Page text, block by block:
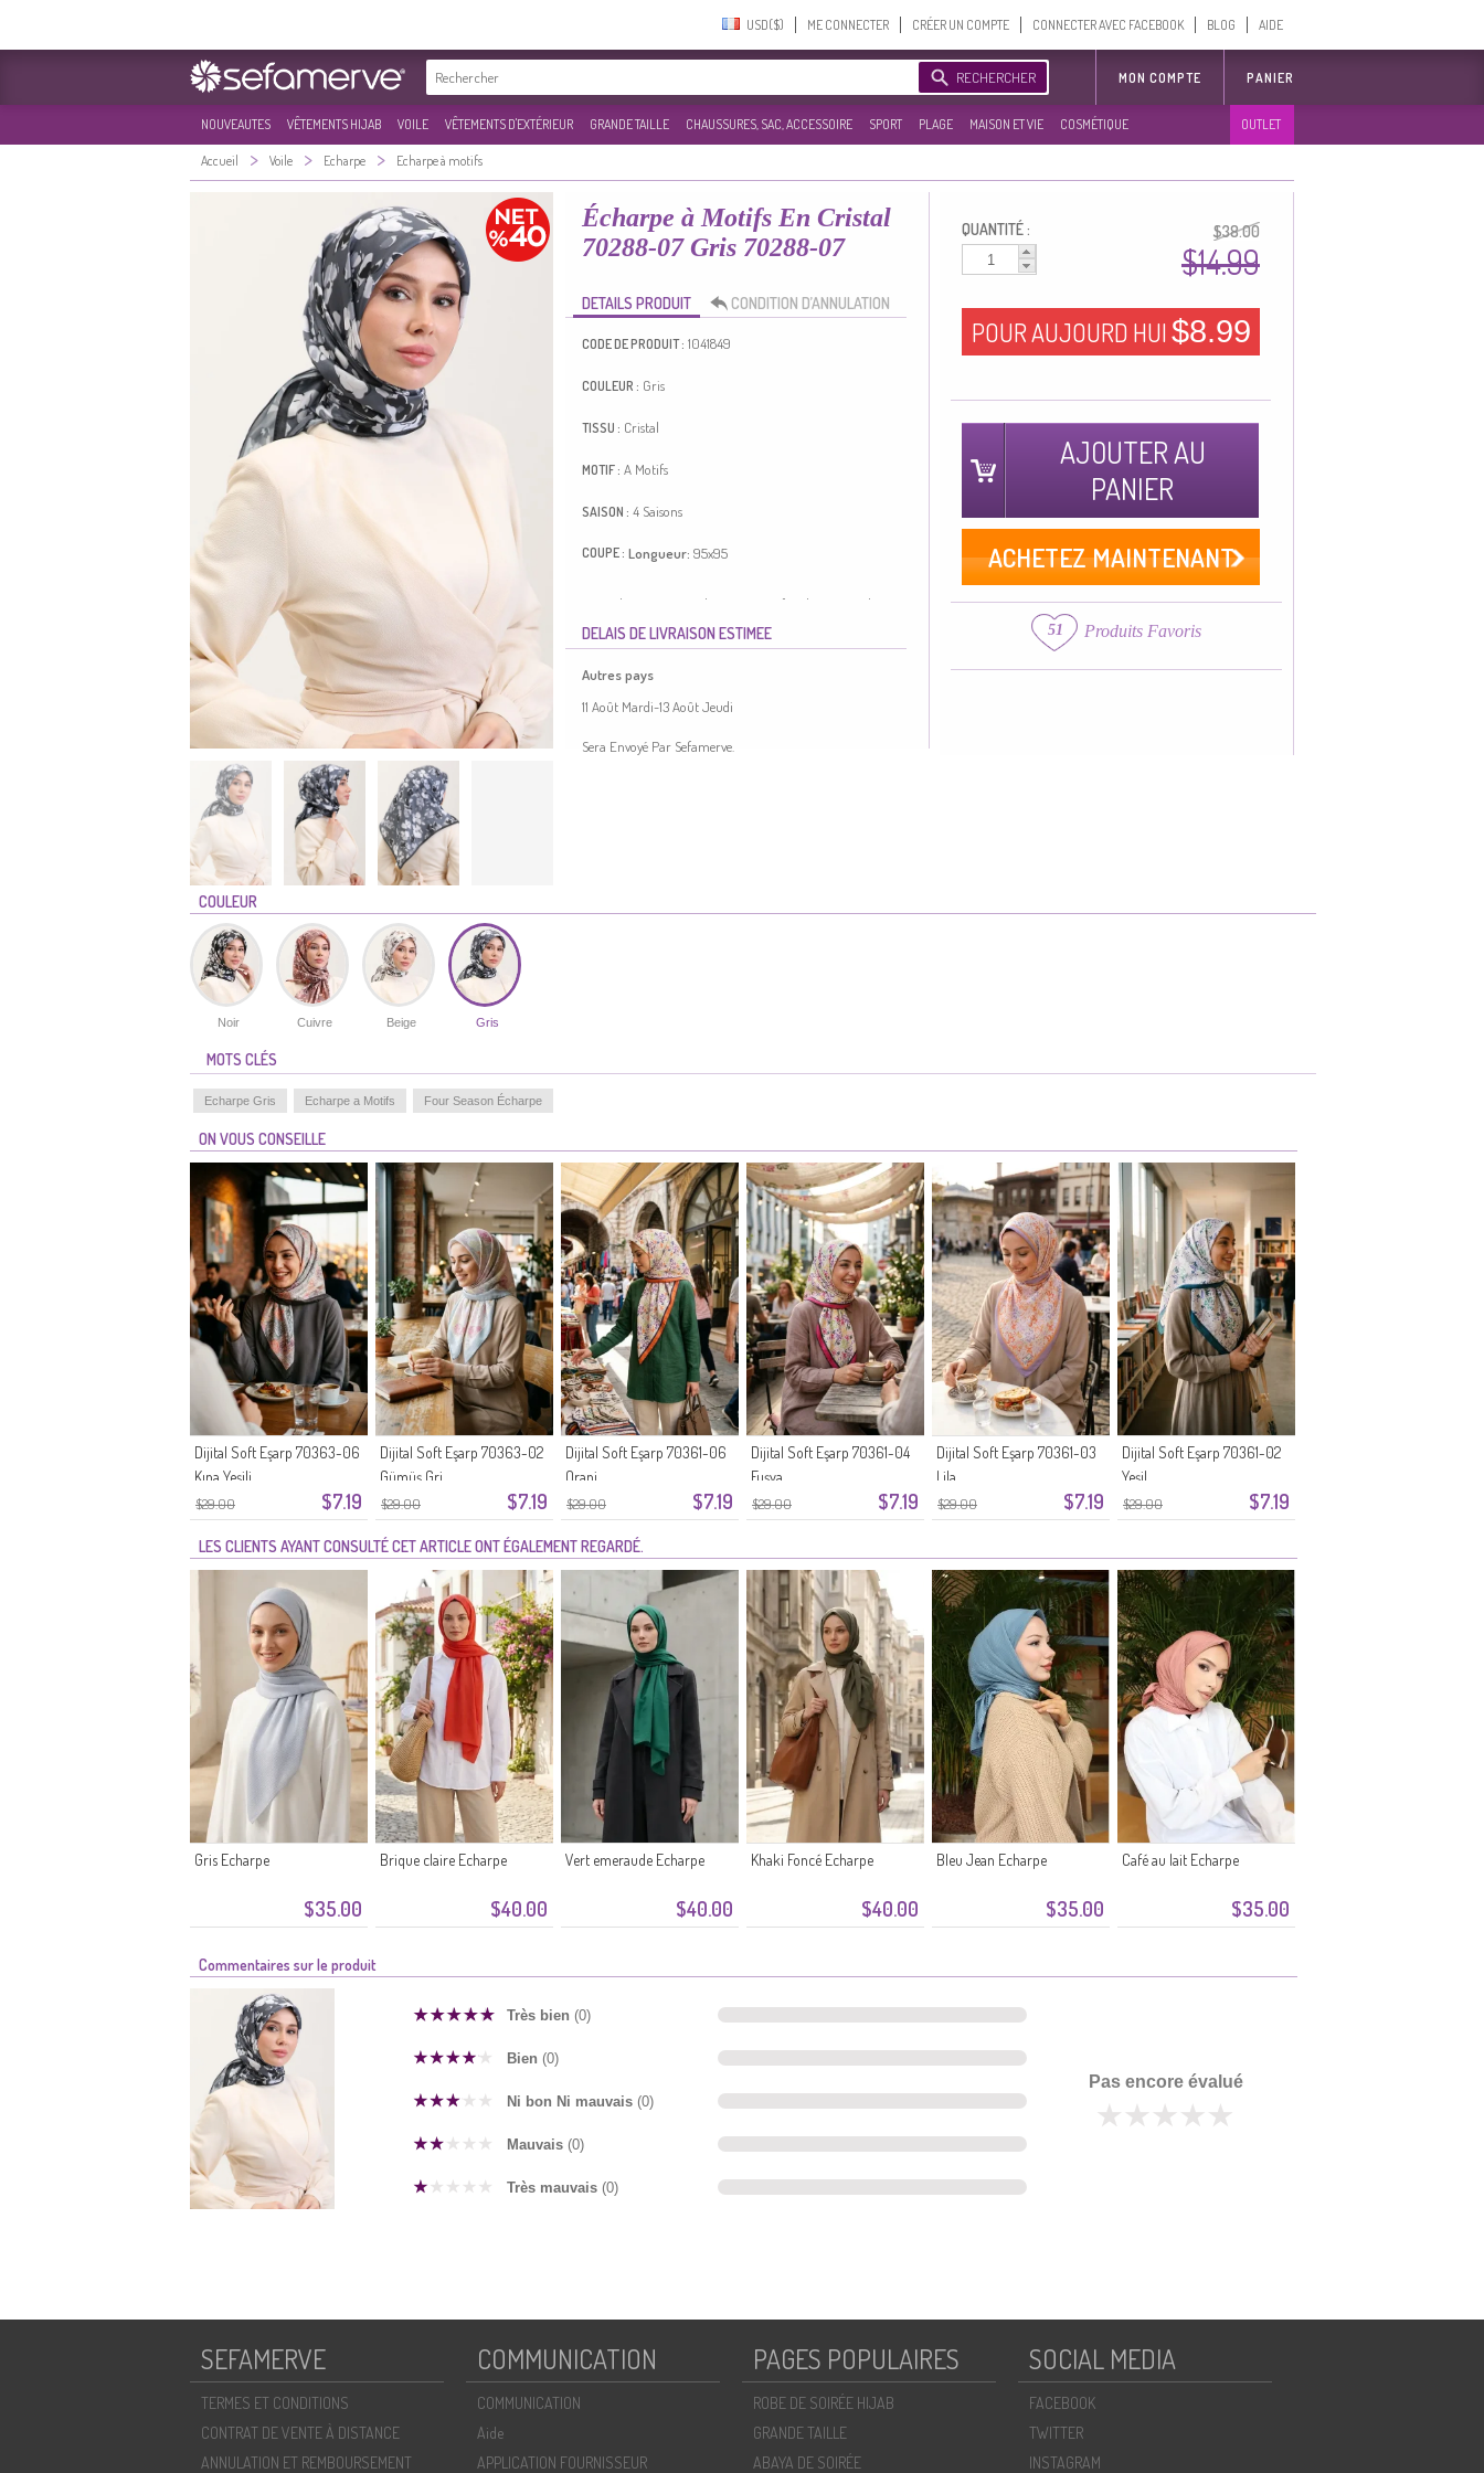
USD($)‎ ME CONNECTER CRÉER UN COMPTE CONNECTER AVEC FACEBOOK BLOG AIDE
RECHERCHER MON COMPTE PANIER
NOUVEAUTES VÊTEMENTS HIJAB VOILE VÊTEMENTS D'EXTÉRIEUR GRANDE TAILLE CHAUSSURES, SAC, ACCESSOIRE SPORT PLAGE MAISON ET VIE COSMÉTIQUE OUTLET
Accueil > Voile > Echarpe > Echarpe à motifs
Écharpe à Motifs En Cristal
70288-07 Gris 70288-07
DETAILS PRODUIT CONDITION D’ANNULATION
CODE DE PRODUIT : 1041849
COULEUR : Gris
TISSU : Cristal
MOTIF : A Motifs
SAISON : 4 Saisons
COUPE : Longueur: 95x95
La couleur Gris. Cristal. Tissu à motifs. Adapté pour les 4
saisons. Taille standard.
Made in Türkiye
DELAIS DE LIVRAISON ESTIMEE
Autres pays
11 Août Mardi-13 Août Jeudi
Sera Envoyé Par Sefamerve.
QUANTITÉ : $38.00
$14.99
POUR AUJOURD HUI$8.99
AJOUTER AU
PANIER
ACHETEZ MAINTENANT
51 Produits Favoris
COULEUR
Noir Cuivre Beige Gris
MOTS CLÉS
Echarpe Gris Echarpe a Motifs Four Season Écharpe
ON VOUS CONSEILLE
$29.00 $7.19
Dijital Soft Eşarp 70363-06
Kına Yeşili
$29.00 $7.19
Dijital Soft Eşarp 70363-02
Gümüş Gri
$29.00 $7.19
Dijital Soft Eşarp 70361-06
Oranj
$29.00 $7.19
Dijital Soft Eşarp 70361-04
Fuşya
$29.00 $7.19
Dijital Soft Eşarp 70361-03
Lila
$29.00 $7.19
Dijital Soft Eşarp 70361-02
Yeşil
LES CLIENTS AYANT CONSULTÉ CET ARTICLE ONT ÉGALEMENT REGARDÉ.
$35.00
Gris Echarpe
$40.00
Brique claire Echarpe
$40.00
Vert emeraude Echarpe
$40.00
Khaki Foncé Echarpe
$35.00
Bleu Jean Echarpe
$35.00
Café au lait Echarpe
Commentaires sur le produit
Très bien (0)
Bien (0)
Ni bon Ni mauvais (0)
Mauvais (0)
Très mauvais (0)
Pas encore évalué
SEFAMERVE
TERMES ET CONDITIONS
CONTRAT DE VENTE À DISTANCE
ANNULATION ET REMBOURSEMENT
COMMUNICATION
COMMUNICATION
Aide
APPLICATION FOURNISSEUR
PAGES POPULAIRES
ROBE DE SOIRÉE HIJAB
GRANDE TAILLE
ABAYA DE SOIRÉE
SOCIAL MEDIA
FACEBOOK
TWITTER
INSTAGRAM